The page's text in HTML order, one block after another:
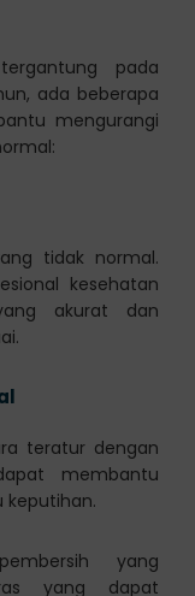
pada
ada beberapa
mengurangi
tidak normal.
kesehatan
akurat dan
teratur dengan
membantu
keputihan.
yang
yang dapat